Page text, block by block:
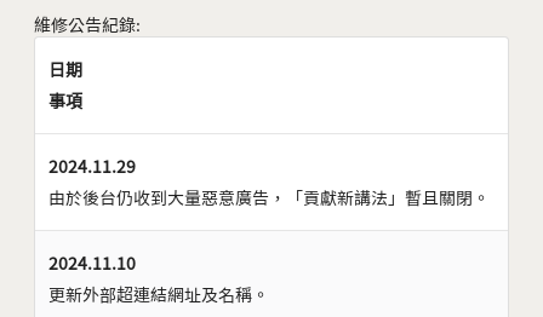
維修公告紀錄:
日期
事項
2024.11.29
由於後台仍收到大量惡意廣告，「貢獻新講法」暫且關閉。
2024.11.10
更新外部超連結網址及名稱。